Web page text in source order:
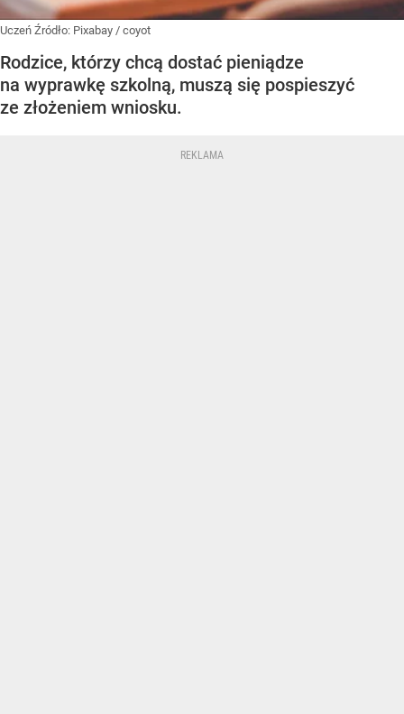
Uczeń Źródło: Pixabay / coyot
Rodzice, którzy chcą dostać pieniądze
na wyprawkę szkolną, muszą się pospieszyć
ze złożeniem wniosku.